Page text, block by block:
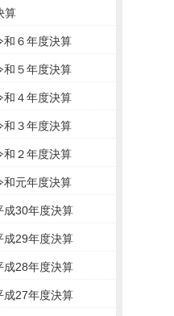
算
和６年度決算
和５年度決算
和４年度決算
和３年度決算
和２年度決算
和元年度決算
成30年度決算
成29年度決算
成28年度決算
成27年度決算